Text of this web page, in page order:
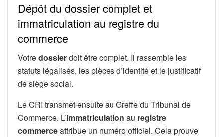
Dépôt du dossier complet et
immatriculation au registre du
commerce
Votredossierdoit être complet. Il rassemble les
statuts légalisés, les pièces d’identité et le justificatif
de siège social.
Le CRI transmet ensuite au Greffe du Tribunal de
Commerce. L’immatriculation au registre
commerceattribue un numéro officiel. Cela prouve